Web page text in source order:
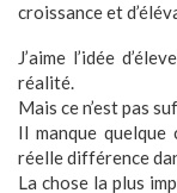
croissance et
J’aime l’idée
réalité.
Mais ce n’est pas
Il manque
réelle différence
La chose la plus